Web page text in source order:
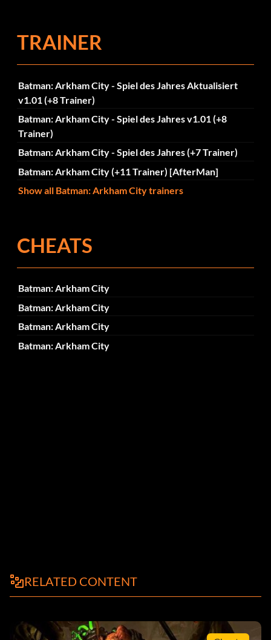
TRAINER
Batman: Arkham City - Spiel des Jahres Aktualisiert
v1.01 (+8 Trainer)
Batman: Arkham City - Spiel des Jahres v1.01 (+8
Trainer)
Batman: Arkham City - Spiel des Jahres (+7 Trainer)
Batman: Arkham City (+11 Trainer) [AfterMan]
Show all Batman: Arkham City trainers
CHEATS
Batman: Arkham City
Batman: Arkham City
Batman: Arkham City
Batman: Arkham City
RELATED CONTENT